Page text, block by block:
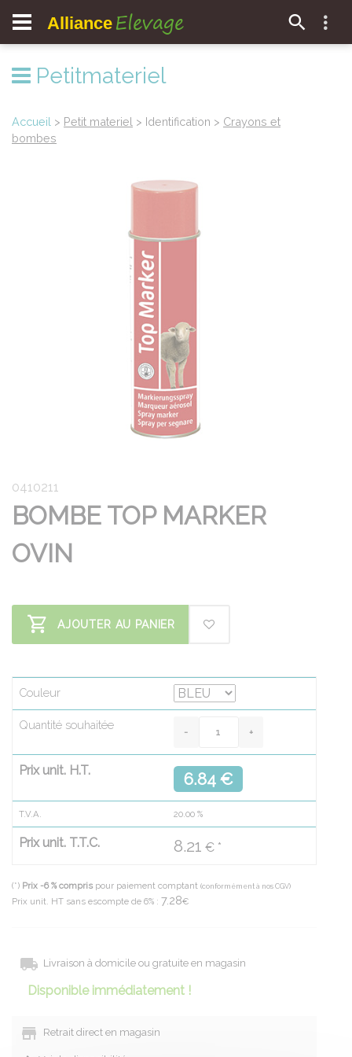
Alliance Elevage
Petitmateriel
Accueil > Petit materiel > Identification > Crayons et
bombes
0410211
BOMBE TOP MARKER
OVIN
AJOUTER AU PANIER
Couleur
Quantité souhaitée
Prix unit. H.T. 6.84 €
T.V.A. 20.00 %
Prix unit. T.T.C. 8.21 € *
(*) Prix -6 % compris pour paiement comptant (conformément à nos CGV)
Prix unit. HT sans escompte de 6% : 7.28€
Livraison à domicile ou gratuite en magasin
Disponible immédiatement !
Retrait direct en magasin